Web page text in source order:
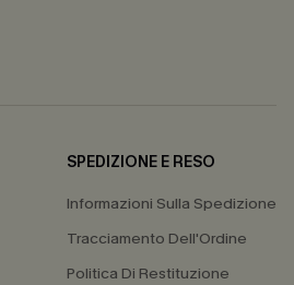
SPEDIZIONE E RESO
Informazioni Sulla Spedizione
Tracciamento Dell'Ordine
Politica Di Restituzione